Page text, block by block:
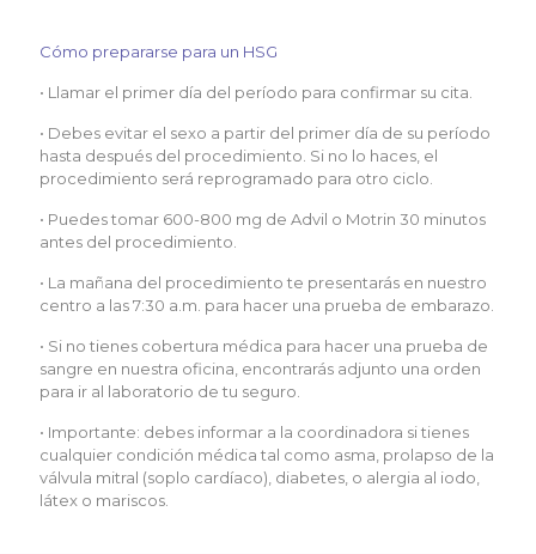
Cómo prepararse para un HSG
• Llamar el primer día del período para confirmar su cita.
• Debes evitar el sexo a partir del primer día de su período
hasta después del procedimiento. Si no lo haces, el
procedimiento será reprogramado para otro ciclo.
• Puedes tomar 600-800 mg de Advil o Motrin 30 minutos
antes del procedimiento.
• La mañana del procedimiento te presentarás en nuestro
centro a las 7:30 a.m. para hacer una prueba de embarazo.
• Si no tienes cobertura médica para hacer una prueba de
sangre en nuestra oficina, encontrarás adjunto una orden
para ir al laboratorio de tu seguro.
• Importante: debes informar a la coordinadora si tienes
cualquier condición médica tal como asma, prolapso de la
válvula mitral (soplo cardíaco), diabetes, o alergia al iodo,
látex o mariscos.